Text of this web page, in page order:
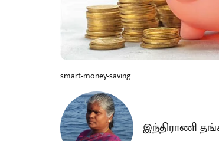
smart-money-saving
இந்திராணி